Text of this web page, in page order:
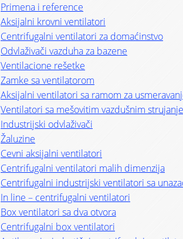
Primena i reference
Aksijalni krovni ventilatori
Centrifugalni ventilatori za domaćinstvo
Odvlaživači vazduha za bazene
Ventilacione rešetke
Zamke sa ventilatorom
Aksijalni ventilatori sa ramom za
Ventilatori sa mešovitim vazdušnim
Industrijski odvlaživači
Žaluzine
Cevni aksijalni ventilatori
Centrifugalni ventilatori malih dimenzija
Centrifugalni industrijski ventilatori sa
In line – centrifugalni ventilatori
Box ventilatori sa dva otvora
Centrifugalni box ventilatori